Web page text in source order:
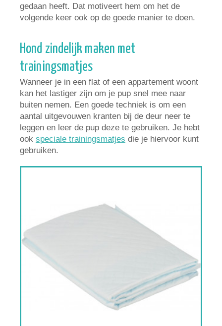
gedaan heeft. Dat motiveert hem om het de
volgende keer ook op de goede manier te doen.
Hond zindelijk maken met
trainingsmatjes
Wanneer je in een flat of een appartement woont
kan het lastiger zijn om je pup snel mee naar
buiten nemen. Een goede techniek is om een
aantal uitgevouwen kranten bij de deur neer te
leggen en leer de pup deze te gebruiken. Je hebt
ook speciale trainingsmatjes die je hiervoor kunt
gebruiken.